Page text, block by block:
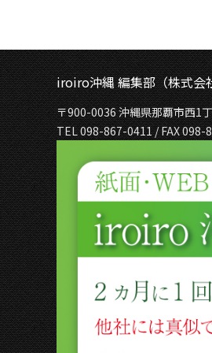
iroiro沖縄 編集部（株式会
〒900-0036 沖縄県那覇市西1
TEL 098-867-0411 / FAX 098-